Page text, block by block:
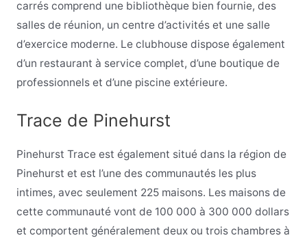
carrés comprend une bibliothèque bien fournie, des
salles de réunion, un centre d’activités et une salle
d’exercice moderne. Le clubhouse dispose également
d’un restaurant à service complet, d’une boutique de
professionnels et d’une piscine extérieure.
Trace de Pinehurst
Pinehurst Trace est également situé dans la région de
Pinehurst et est l’une des communautés les plus
intimes, avec seulement 225 maisons. Les maisons de
cette communauté vont de 100 000 à 300 000 dollars
et comportent généralement deux ou trois chambres à